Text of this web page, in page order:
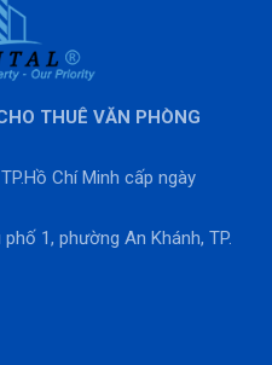
THUÊ VĂN PHÒNG
Chí Minh cấp ngày
1, phường An Khánh, TP.